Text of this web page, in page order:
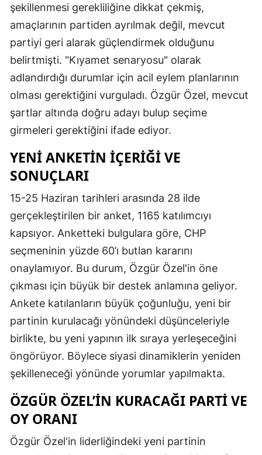
şekillenmesi gerekliliğine dikkat çekmiş,
amaçlarının partiden ayrılmak değil, mevcut
partiyi geri alarak güçlendirmek olduğunu
belirtmişti. "Kıyamet senaryosu" olarak
adlandırdığı durumlar için acil eylem planlarının
olması gerektiğini vurguladı. Özgür Özel, mevcut
şartlar altında doğru adayı bulup seçime
girmeleri gerektiğini ifade ediyor.
YENI ANKETIN İÇERIĞI VE
SONUÇLARI
15-25 Haziran tarihleri arasında 28 ilde
gerçekleştirilen bir anket, 1165 katılımcıyı
kapsıyor. Anketteki bulgulara göre, CHP
seçmeninin yüzde 60’ı butlan kararını
onaylamıyor. Bu durum, Özgür Özel'in öne
çıkması için büyük bir destek anlamına geliyor.
Ankete katılanların büyük çoğunluğu, yeni bir
partinin kurulacağı yönündeki düşünceleriyle
birlikte, bu yeni yapının ilk sıraya yerleşeceğini
öngörüyor. Böylece siyasi dinamiklerin yeniden
şekilleneceği yönünde yorumlar yapılmakta.
ÖZGÜR ÖZEL’IN KURACAĞI PARTI VE
OY ORANI
Özgür Özel'in liderliğindeki yeni partinin